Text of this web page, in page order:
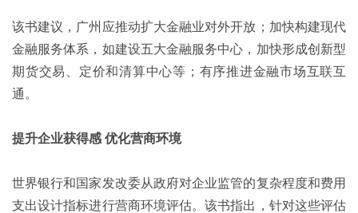
该书建议，广州应推动扩大金融业对外开放；加快构建现代
金融服务体系，如建设五大金融服务中心，加快形成创新型
期货交易、定价和清算中心等；有序推进金融市场互联互
通。
提升企业获得感 优化营商环境
世界银行和国家发改委从政府对企业监管的复杂程度和费用
支出设计指标进行营商环境评估。该书指出，针对这些评估